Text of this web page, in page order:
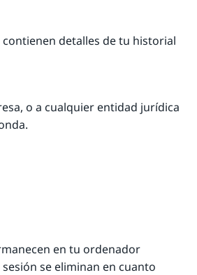
detalles de tu historial
o a cualquier entidad jurídica
en tu ordenador
se eliminan en cuanto